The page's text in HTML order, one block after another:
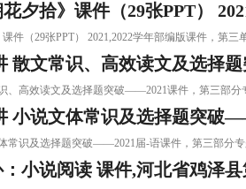
夕拾》课件（29张PPT）
件（29张PPT） 2021,2022学年部编版课件，第
散文常识、高效读文及选择
、高效读文及选择题突破——2021课件，第三部
小说文体常识及选择题突破
常识及选择题突破——2021届-语课件，第三部分
小说阅读 课件,河北省鸡泽